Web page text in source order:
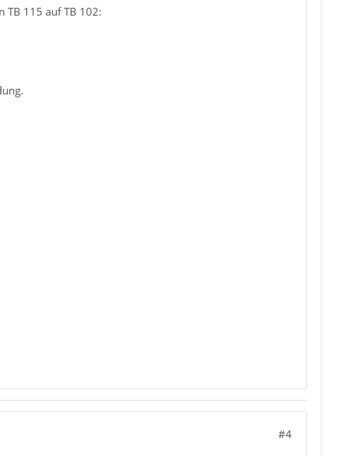
TB 115 auf TB 102:
#4